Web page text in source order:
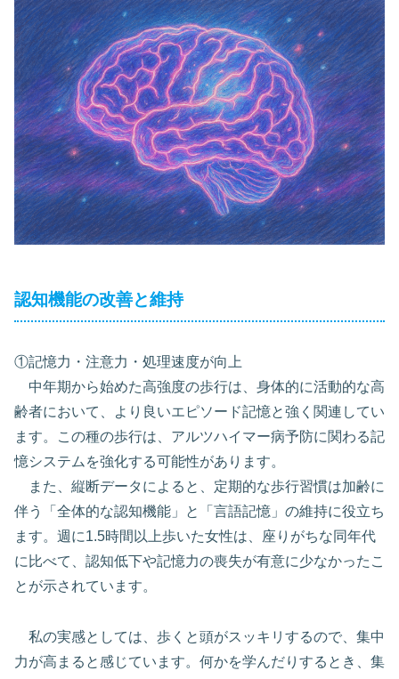
認知機能の改善と維持
①記憶力・注意力・処理速度が向上
中年期から始めた高強度の歩行は、身体的に活動的な高
齢者において、より良いエピソード記憶と強く関連してい
ます。この種の歩行は、アルツハイマー病予防に関わる記
憶システムを強化する可能性があります。
また、縦断データによると、定期的な歩行習慣は加齢に
伴う「全体的な認知機能」と「言語記憶」の維持に役立ち
ます。週に1.5時間以上歩いた女性は、座りがちな同年代
に比べて、認知低下や記憶力の喪失が有意に少なかったこ
とが示されています。
私の実感としては、歩くと頭がスッキリするので、集中
力が高まると感じています。何かを学んだりするとき、集